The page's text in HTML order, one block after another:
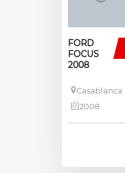
FORD
FOCUS
2008
Casablanca
2008